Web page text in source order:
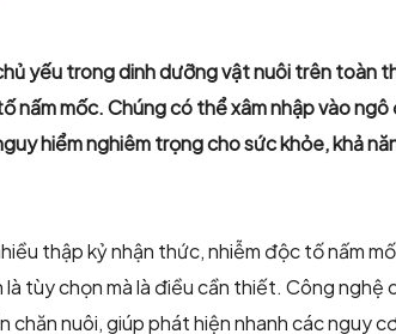
yếu trong dinh dưỡng vật nuôi trên toàn
nấm mốc. Chúng có thể xâm nhập vào
hiểm nghiêm trọng cho sức khỏe, khả
thập kỷ nhận thức, nhiễm độc tố nấm
tùy chọn mà là điều cần thiết. Công nghệ
chăn nuôi, giúp phát hiện nhanh các nguy